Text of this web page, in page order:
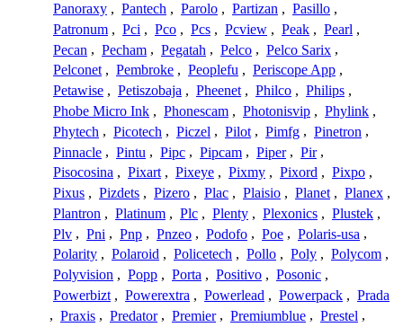
Panoraxy , Pantech , Parolo , Partizan , Pasillo ,
Patronum , Pci , Pco , Pcs , Pcview , Peak , Pearl ,
Pecan , Pecham , Pegatah , Pelco , Pelco Sarix ,
Pelconet , Pembroke , Peoplefu , Periscope App ,
Petawise , Petiszobaja , Pheenet , Philco , Philips ,
Phobe Micro Ink , Phonescam , Photonisvip , Phylink ,
Phytech , Picotech , Piczel , Pilot , Pimfg , Pinetron ,
Pinnacle , Pintu , Pipc , Pipcam , Piper , Pir ,
Pisocosina , Pixart , Pixeye , Pixmy , Pixord , Pixpo ,
Pixus , Pizdets , Pizero , Plac , Plaisio , Planet , Planex ,
Plantron , Platinum , Plc , Plenty , Plexonics , Plustek ,
Plv , Pni , Pnp , Pnzeo , Podofo , Poe , Polaris-usa ,
Polarity , Polaroid , Policetech , Pollo , Poly , Polycom ,
Polyvision , Popp , Porta , Positivo , Posonic ,
Powerbizt , Powerextra , Powerlead , Powerpack , Prada
, Praxis , Predator , Premier , Premiumblue , Prestel ,